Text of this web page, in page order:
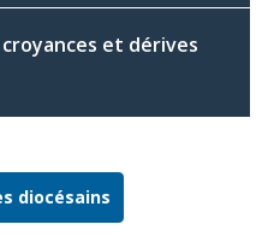
et dérives
diocésains